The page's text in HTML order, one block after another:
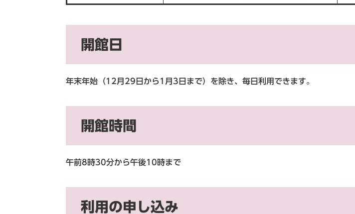
開館日
年末年始（12月29日から1月3日まで）を除き、毎日利用できます。
開館時間
午前8時30分から午後10時まで
利用の申し込み